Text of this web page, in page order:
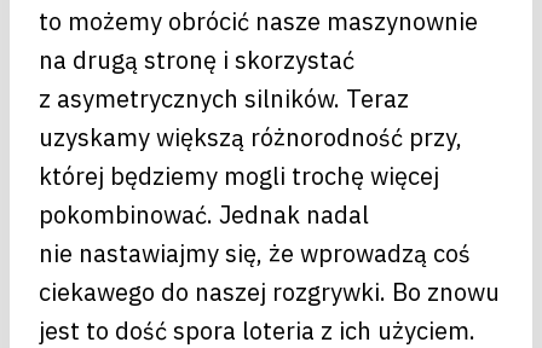
to możemy obrócić nasze maszynownie
na drugą stronę i skorzystać
z asymetrycznych silników. Teraz
uzyskamy większą różnorodność przy,
której będziemy mogli trochę więcej
pokombinować. Jednak nadal
nie nastawiajmy się, że wprowadzą coś
ciekawego do naszej rozgrywki. Bo znowu
jest to dość spora loteria z ich użyciem.